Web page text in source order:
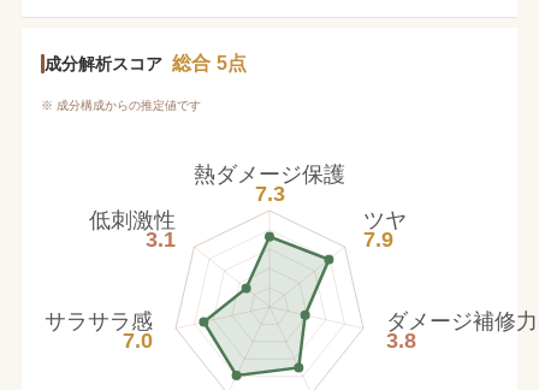
成分解析スコア 総合 5点
※ 成分構成からの推定値です
熱ダメージ保護
7.3
ツヤ
7.9
ダメージ補修力
3.8
サラサラ感
7.0
低刺激性
3.1